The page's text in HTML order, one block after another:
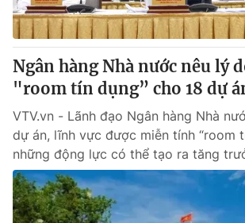
Thị trường 24h Tấm lòng
VTV4 Vươn
Liên hệ tòa soạn English
Ngân hàng Nhà nước nêu lý
"room tín dụng” cho 18 dự
VTV.vn - Lãnh đạo Ngân hàng Nhà
dự án, lĩnh vực được miễn tính “room
những động lực có thể tạo ra tăng